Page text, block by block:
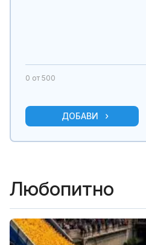
0 от 500
ДОБАВИ
Любопитно